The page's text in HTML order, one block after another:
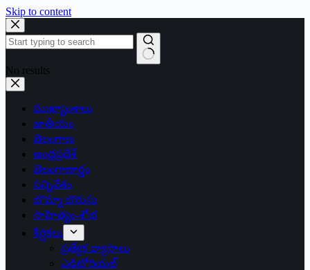
Skip to content
No results
ముఖ్యాంశాలు
జాతీయం
తెలంగాణ
ఆంధ్రప్రదేశ్
తెలంగాణార్థం
సన్నివేశం
బొమ్మా బొరుసు
సాహిత్యం-శోభ
శీర్షికలు
ప్రత్యేక వ్యాసాలు
ఎడిటోరియల్